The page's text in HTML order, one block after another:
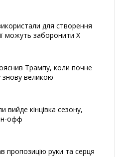
для створення
можуть заборонити Х
Трампу, коли почне
великою
вийде кінцівка сезону,
офф
пропозицію руки та серця